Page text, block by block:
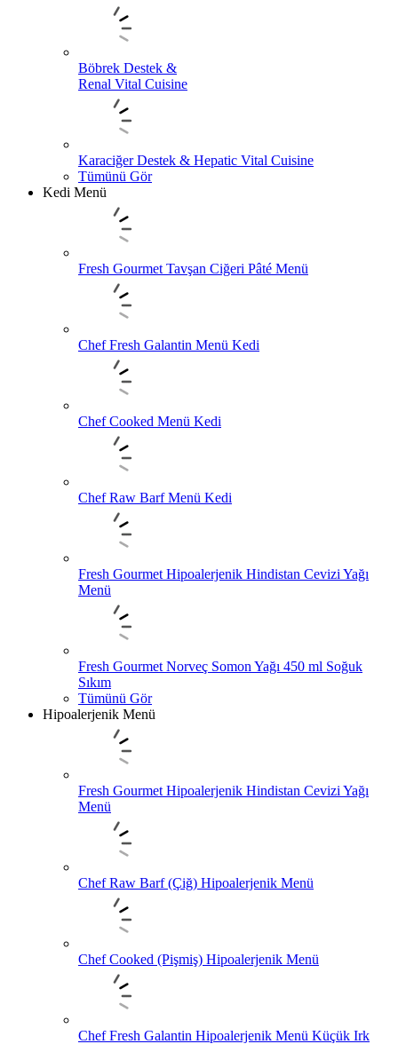
Böbrek Destek &
Renal Vital Cuisine
Karaciğer Destek & Hepatic Vital Cuisine
Tümünü Gör
Kedi Menü
Fresh Gourmet Tavşan Ciğeri Pâté Menü
Chef Fresh Galantin Menü Kedi
Chef Cooked Menü Kedi
Chef Raw Barf Menü Kedi
Fresh Gourmet Hipoalerjenik Hindistan Cevizi Yağı
Menü
Fresh Gourmet Norveç Somon Yağı 450 ml Soğuk
Sıkım
Tümünü Gör
Hipoalerjenik Menü
Fresh Gourmet Hipoalerjenik Hindistan Cevizi Yağı
Menü
Chef Raw Barf (Çiğ) Hipoalerjenik Menü
Chef Cooked (Pişmiş) Hipoalerjenik Menü
Chef Fresh Galantin Hipoalerjenik Menü Küçük Irk